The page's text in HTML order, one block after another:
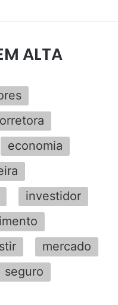
ALTA
economia
investidor
mercado
seguro